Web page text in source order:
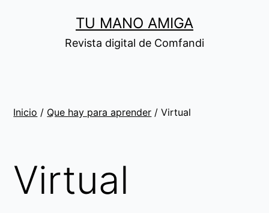
TU MANO AMIGA
Revista digital de Comfandi
Inicio / Que hay para aprender / Virtual
Virtual